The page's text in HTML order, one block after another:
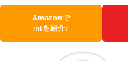
Amazonで
mtを紹介♪